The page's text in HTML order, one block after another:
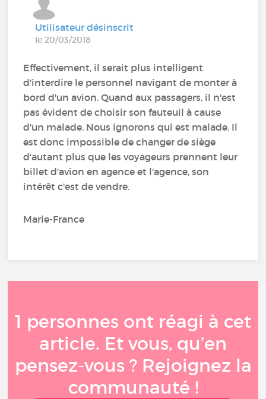
Utilisateur désinscrit
le 20/03/2018
Effectivement, il serait plus intelligent
d'interdire le personnel navigant de monter à
bord d'un avion. Quand aux passagers, il n'est
pas évident de choisir son fauteuil à cause
d'un malade. Nous ignorons qui est malade. Il
est donc impossible de changer de siège
d'autant plus que les voyageurs prennent leur
billet d'avion en agence et l'agence, son
intérêt c'est de vendre.
Marie-France
1 personnes ont réagi à cet
article. Et vous, qu’en
pensez-vous ? Rejoignez la
communauté !